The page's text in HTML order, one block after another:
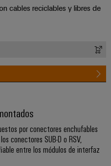
cables reciclables y libres de
por conectores enchufables
conectores SUB-D o RSV,
entre los módulos de interfaz